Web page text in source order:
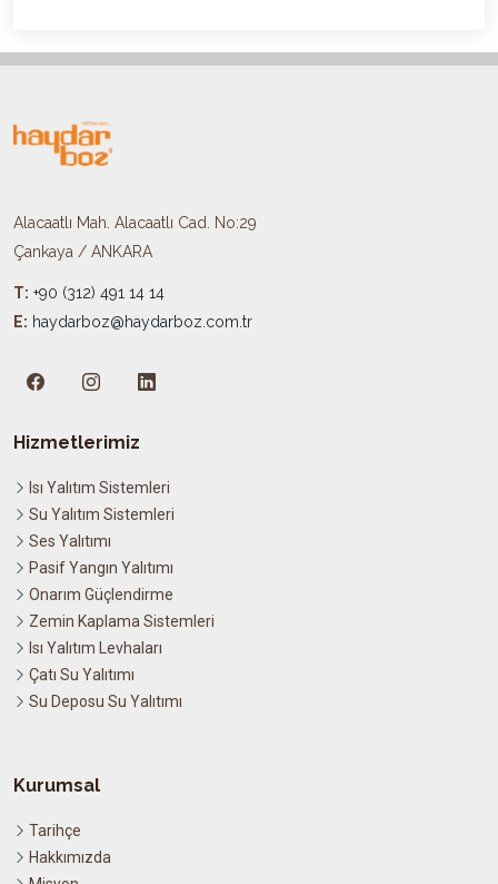
Alacaatlı Mah. Alacaatlı Cad. No:29
Çankaya / ANKARA
T: +90 (312) 491 14 14
E: haydarboz@haydarboz.com.tr​
Hizmetlerimiz
Isı Yalıtım Sistemleri
Su Yalıtım Sistemleri
Ses Yalıtımı
Pasif Yangın Yalıtımı
Onarım Güçlendirme
Zemin Kaplama Sistemleri
Isı Yalıtım Levhaları
Çatı Su Yalıtımı
Su Deposu Su Yalıtımı
Kurumsal
Tarihçe
Hakkımızda